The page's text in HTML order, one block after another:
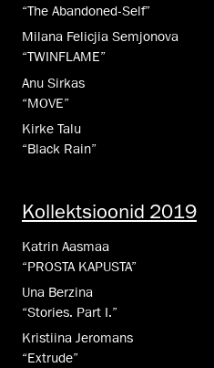
“The Abandoned-Self”
Milana Felicjia Semjonova
“TWINFLAME”
Anu Sirkas
“MOVE”
Kirke Talu
“Black Rain”
Kollekt­sioo­nid 2019
Katrin Aasmaa
“PROSTA KAPUSTA”
Una Berzina
“Stories. Part I.”
Kristiina Jeromans
“Extrude”